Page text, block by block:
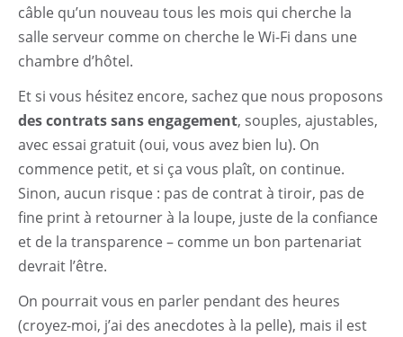
câble qu’un nouveau tous les mois qui cherche la
salle serveur comme on cherche le Wi-Fi dans une
chambre d’hôtel.
Et si vous hésitez encore, sachez que nous proposons
des contrats sans engagement, souples, ajustables,
avec essai gratuit (oui, vous avez bien lu). On
commence petit, et si ça vous plaît, on continue.
Sinon, aucun risque : pas de contrat à tiroir, pas de
fine print à retourner à la loupe, juste de la confiance
et de la transparence – comme un bon partenariat
devrait l’être.
On pourrait vous en parler pendant des heures
(croyez-moi, j’ai des anecdotes à la pelle), mais il est